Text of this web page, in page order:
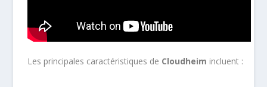
Les principales caractéristiques de Cloudheim incluent :